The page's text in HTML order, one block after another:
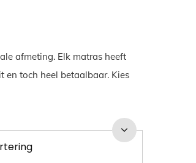
afmeting. Elk matras heeft
toch heel betaalbaar. Kies